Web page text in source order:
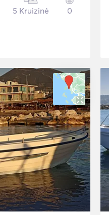
5 Kruizinė 0